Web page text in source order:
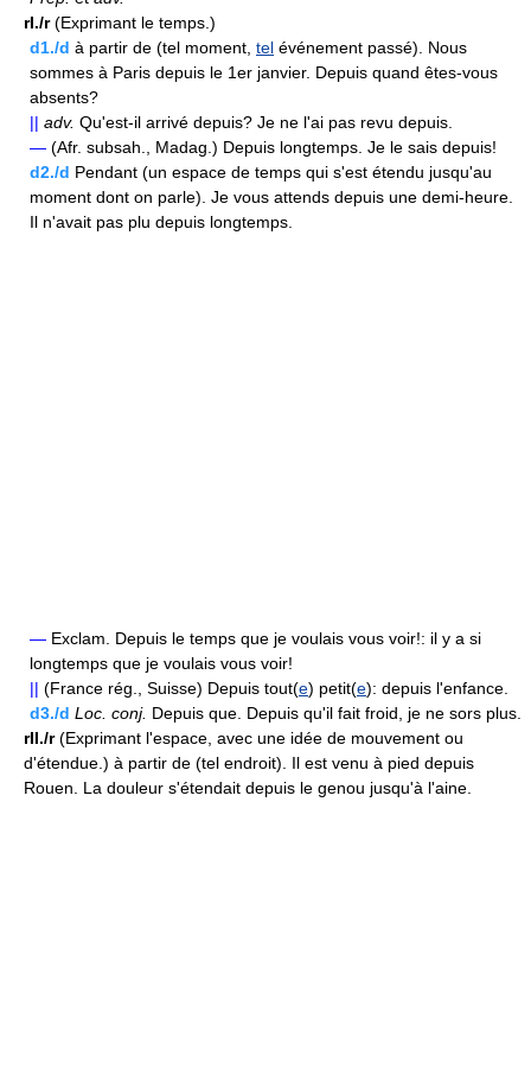
rI./r(Exprimant le temps.)
d1./d à partir de (tel moment, tel événement passé). Nous
sommes à Paris depuis le 1er janvier. Depuis quand êtes-vous
absents?
|| adv. Qu'est-il arrivé depuis? Je ne l'ai pas revu depuis.
— (Afr. subsah., Madag.) Depuis longtemps. Je le sais depuis!
d2./d Pendant (un espace de temps qui s'est étendu jusqu'au
moment dont on parle). Je vous attends depuis une demi-heure.
Il n'avait pas plu depuis longtemps.
— Exclam. Depuis le temps que je voulais vous voir!: il y a si
longtemps que je voulais vous voir!
|| (France rég., Suisse) Depuis tout(e) petit(e): depuis l'enfance.
d3./d Loc. conj. Depuis que. Depuis qu'il fait froid, je ne sors plus.
rII./r(Exprimant l'espace, avec une idée de mouvement ou
d'étendue.) à partir de (tel endroit). Il est venu à pied depuis
Rouen. La douleur s'étendait depuis le genou jusqu'à l'aine.